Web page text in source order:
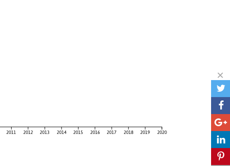
2011 2012 2013 2014 2015 2016 2017 2018 2019 2020